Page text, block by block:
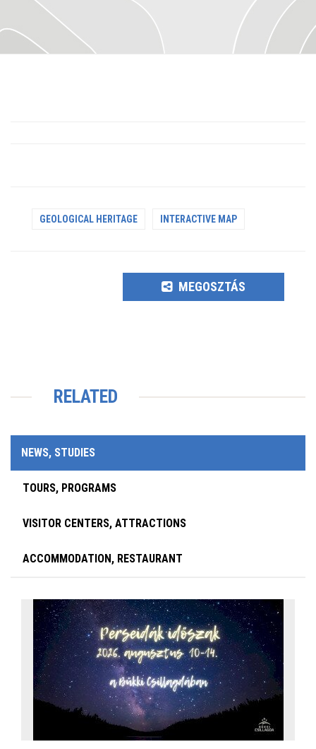
GEOLOGICAL HERITAGE INTERACTIVE MAP
MEGOSZTÁS
RELATED
NEWS, STUDIES
TOURS, PROGRAMS
VISITOR CENTERS, ATTRACTIONS
ACCOMMODATION, RESTAURANT